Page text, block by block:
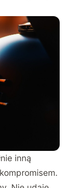
inną